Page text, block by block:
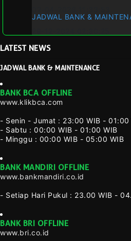
JADWAL BANK &
LATESTNEWS
JADWAL BANK & MAINTENANCE
BANK BCA OFFLINE
www.klikbca.com
- Senin - Jumat : 23:00 WIB - 01:00
- Sabtu : 00:00 WIB - 01:00 WIB
- Minggu : 00:00 WIB - 05:00 WIB
BANK MANDIRI OFFLINE
www.bankmandiri.co.id
- Setiap Hari Pukul : 23.00 WIB -
BANK BRI OFFLINE
www.bri.co.id